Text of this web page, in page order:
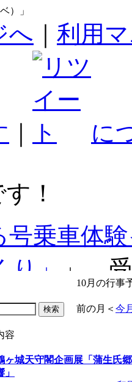
）」
へ 利用
に
！
号乗車体
」
」 受
流広場「
09～
こびる塾
10月の行事
前の月 ＜ 今
容
ヶ城天守閣企画展「蒲生氏郷